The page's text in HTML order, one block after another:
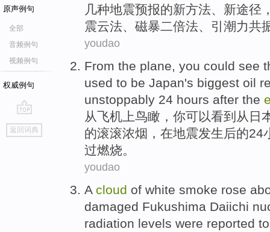
原声例句
全部
音频例句
视频例句
权威例句
go
top
返回词典
几种地震预报的新方法、新途径
震云法、 磁暴二倍法、引 潮力共
youdao
From the plane, you could see
used to be Japan's biggest oil
unstoppably 24 hours after the
从飞机 上鸟瞰， 你可以看到 从 日
的滚滚浓烟， 在地震发生 后的24
过燃烧。
youdao
A cloud of white smoke rose
damaged Fukushima Daiichi
radiation levels were reported